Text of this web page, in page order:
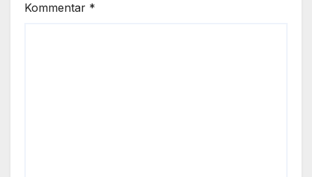
Kommentar *